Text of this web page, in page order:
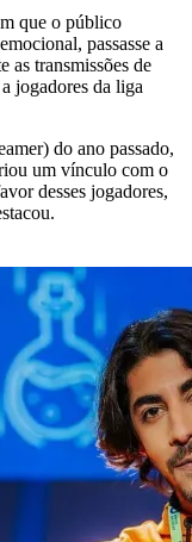
que o público
passasse a
as transmissões de
jogadores da liga
do ano passado,
um vínculo com o
desses jogadores,